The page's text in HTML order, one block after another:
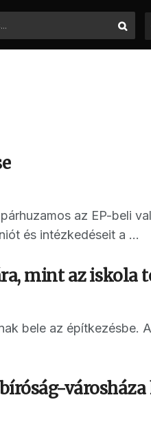
az EP-beli
és intézkedéseit a ...
mint az iskola
bele az építkezésbe.